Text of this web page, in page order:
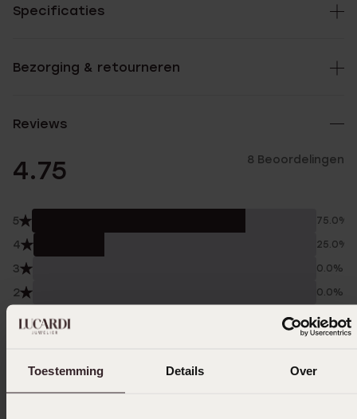
Toestemming Details Over
Specificaties
Bezorging & retourneren
Reviews
4.75 8 Beoordelingen
5 75.0%
4 25.0%
3 0.0%
2 0.0%
0.0%
Trusted shops